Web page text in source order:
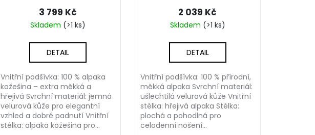
Skladem (>1 ks)
3 799 Kč
DETAIL
Vnitřní podšívka: 100 % alpaka
kožešina – extra měkká a
hřejivá Svrchní materiál: jemná
velurová kůže pro elegantní
vzhled a dobré padnutí Vnitřní
stélka: alpaka kožešina pro...
Skladem (>1 ks)
2 039 Kč
DETAIL
Vnitřní podšívka: 100 % přírodní,
měkká alpaka Svrchní materiál:
ušlechtilá velurová kůže Vnitřní
stélka: hřejivá alpaka Stélka:
plochá a pohodlná pro
celodenní nošení...